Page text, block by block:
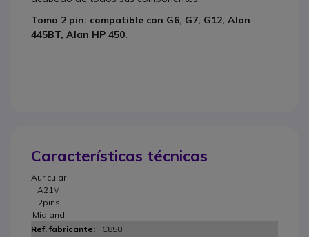
Toma 2 pin: compatible con G6, G7, G12, Alan
445BT, Alan HP 450.
Características técnicas
Auricular
A21M
2pins
Midland
C858